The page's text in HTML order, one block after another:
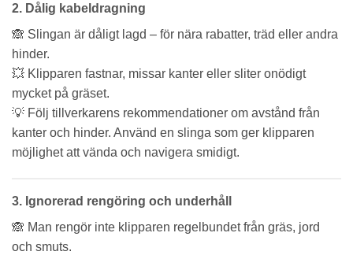
2. Dålig kabeldragning
🙈 Slingan är dåligt lagd – för nära rabatter, träd eller andra
hinder.
💥 Klipparen fastnar, missar kanter eller sliter onödigt
mycket på gräset.
💡 Följ tillverkarens rekommendationer om avstånd från
kanter och hinder. Använd en slinga som ger klipparen
möjlighet att vända och navigera smidigt.
3. Ignorerad rengöring och underhåll
🙈 Man rengör inte klipparen regelbundet från gräs, jord
och smuts.